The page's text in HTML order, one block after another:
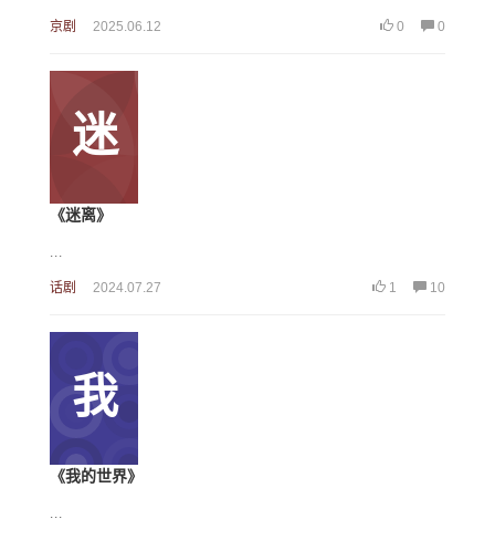
京剧 2025.06.12 0 0
迷
《迷离》
...
话剧 2024.07.27 1 10
我
《我的世界》
...